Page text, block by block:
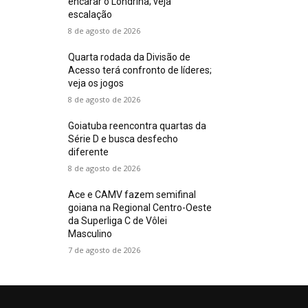
escalação
8 de agosto de 2026
Quarta rodada da Divisão de
Acesso terá confronto de líderes;
veja os jogos
8 de agosto de 2026
Goiatuba reencontra quartas da
Série D e busca desfecho
diferente
8 de agosto de 2026
Ace e CAMV fazem semifinal
goiana na Regional Centro-Oeste
da Superliga C de Vôlei
Masculino
7 de agosto de 2026